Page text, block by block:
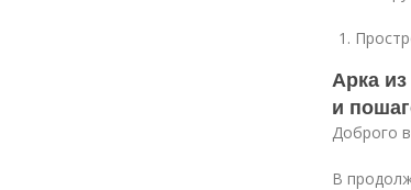
Арка
и
Доброго
В